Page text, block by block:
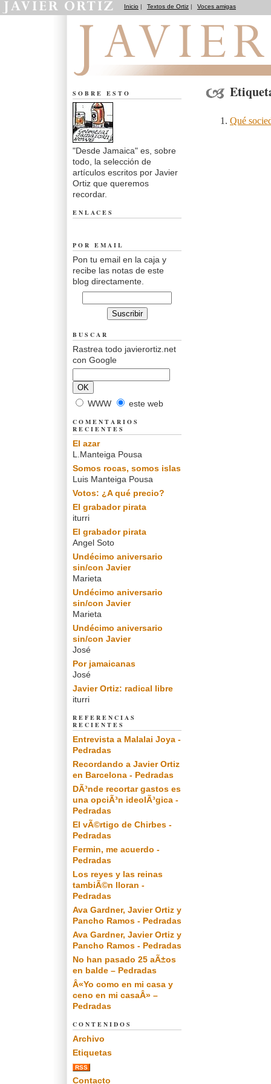
Inicio | Textos de Ortiz | Voces amigas
Qué
SOBRE ESTO
"Desde Jamaica" es, sobre
todo, la selección de
artículos escritos por Javier
Ortiz que queremos
recordar.
ENLACES
POR EMAIL
Pon tu email en la caja y
recibe las notas de este
blog directamente.
BUSCAR
Rastrea todo javierortiz.net
con Google
WWW este web
COMENTARIOS
RECIENTES
El azar
L.Manteiga Pousa
Somos rocas, somos islas
Luis Manteiga Pousa
Votos: ¿A qué precio?
El grabador pirata
iturri
El grabador pirata
Angel Soto
Undécimo aniversario
sin/con Javier
Marieta
Undécimo aniversario
sin/con Javier
Marieta
Undécimo aniversario
sin/con Javier
José
Por jamaicanas
José
Javier Ortiz: radical libre
iturri
REFERENCIAS
RECIENTES
Entrevista a Malalai Joya -
Pedradas
Recordando a Javier Ortiz
en Barcelona - Pedradas
DÃ³nde recortar gastos es
una opciÃ³n ideolÃ³gica -
Pedradas
El vÃ©rtigo de Chirbes -
Pedradas
Fermin, me acuerdo -
Pedradas
Los reyes y las reinas
tambiÃ©n lloran -
Pedradas
Ava Gardner, Javier Ortiz y
Pancho Ramos - Pedradas
Ava Gardner, Javier Ortiz y
Pancho Ramos - Pedradas
No han pasado 25 aÃ±os
en balde – Pedradas
Â«Yo como en mi casa y
ceno en mi casaÂ» –
Pedradas
CONTENIDOS
Archivo
Etiquetas
RSS
Contacto